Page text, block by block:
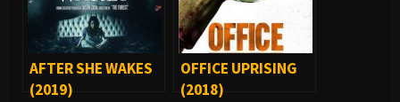
AFTER SHE WAKES
(2019)
OFFICE UPRISING
(2018)